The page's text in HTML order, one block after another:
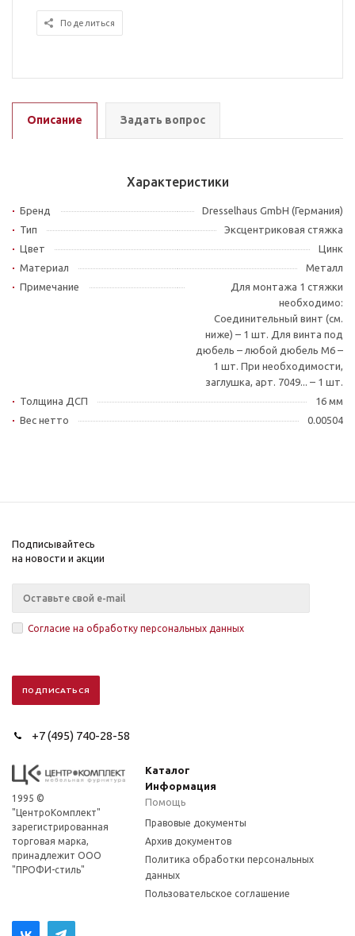
Поделиться
Описание Задать вопрос
Характеристики
Бренд
Dresselhaus GmbH (Германия)
Тип
Эксцентриковая стяжка
Цвет
Цинк
Материал
Металл
Примечание
Для монтажа 1 стяжки
необходимо:
Соединительный винт (см.
ниже) – 1 шт. Для винта под
дюбель – любой дюбель М6 –
1 шт. При необходимости,
заглушка, арт. 7049... – 1 шт.
Толщина ДСП
16 мм
Вес нетто
0.00504
Подписывайтесь
на новости и акции
Согласие на обработку персональных данных
+7 (495) 740-28-58
1995 ©
"ЦентроКомплект"
зарегистрированная
торговая марка,
принадлежит ООО
"ПРОФИ-стиль"
Каталог
Информация
Помощь
Правовые документы
Архив документов
Политика обработки персональных
данных
Пользовательское соглашение